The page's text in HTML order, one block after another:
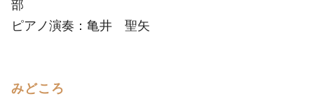
部
ピアノ演奏：亀井 聖矢
みどころ